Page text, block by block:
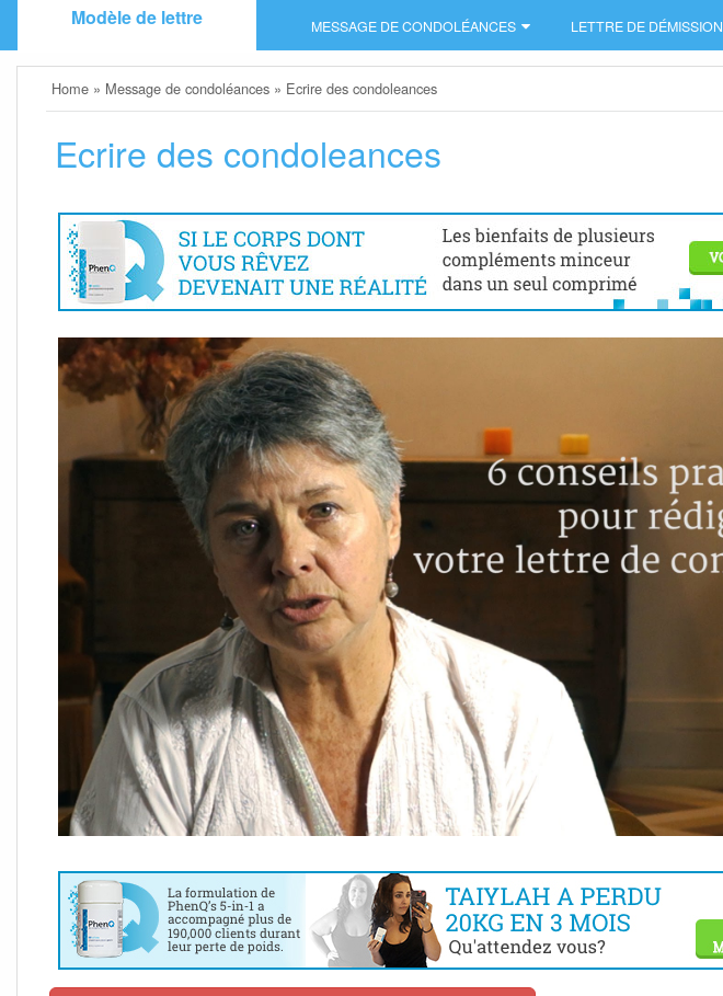
Modèle de lettre MESSAGE DE CONDOLÉANCES LETTRE DE DÉMISSION
Home » Message de condoléances » Ecrire des condoleances
Ecrire des condoleances